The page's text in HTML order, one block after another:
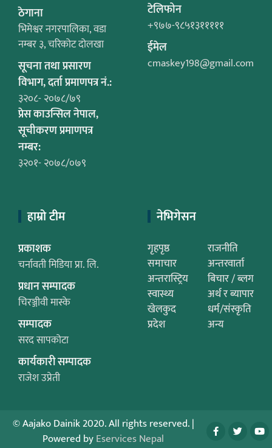
ठेगाना
भिमेश्वर नगरपालिका, वडा
नम्बर ३, चरिकोट दोलखा
सूचना तथा प्रसारण
विभाग, दर्ता प्रमाणपत्र नं.:
३२०८- २०७८/७९
प्रेस काउन्सिल नेपाल,
सूचीकरण प्रमाणपत्र
नम्बर:
३२०१- २०७८/०७९
टेलिफोन
+९७७-९८५१३१११११
ईमेल
cmaskey198@gmail.com
हाम्रो टीम
प्रकाशक
चर्नावती मिडिया प्रा. लि.
प्रधान सम्पादक
चिरञ्जीवी मास्के
सम्पादक
सरद सापकोटा
कार्यकारी सम्पादक
राजेश उप्रेती
नेभिगेसन
गृहपृष्ठ
राजनीति
समाचार
अन्तरवार्ता
अन्तरास्ट्रिय
बिचार / ब्लग
स्वास्थ्य
अर्थ र ब्यापार
खेलकुद
धर्म/संस्कृति
प्रदेश
अन्य
© Aajako Dainik 2020. All rights reserved.|
Powered byEservices Nepal